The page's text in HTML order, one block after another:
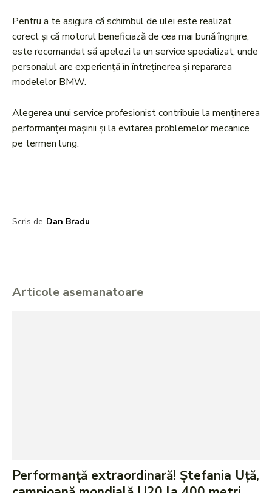
Pentru a te asigura că schimbul de ulei este realizat
corect și că motorul beneficiază de cea mai bună îngrijire,
este recomandat să apelezi la un service specializat, unde
personalul are experiență în întreținerea și repararea
modelelor BMW.
Alegerea unui service profesionist contribuie la menținerea
performanței mașinii și la evitarea problemelor mecanice
pe termen lung.
Scris de Dan Bradu
Articole asemanatoare
Performanță extraordinară! Ștefania Uță,